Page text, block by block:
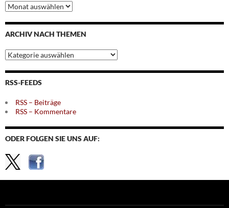
Archiv
nach
Monaten
ARCHIV NACH THEMEN
Archiv
nach
Themen
RSS-FEEDS
RSS – Beiträge
RSS – Kommentare
ODER FOLGEN SIE UNS AUF: